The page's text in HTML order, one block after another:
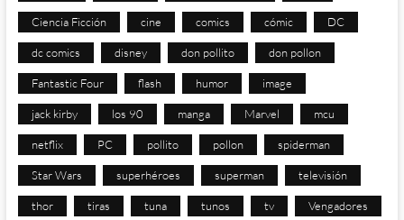
Ciencia Ficción cine comics cómic DC
dc comics disney don pollito don pollon
Fantastic Four flash humor image
jack kirby los 90 manga Marvel mcu
netflix PC pollito pollon spiderman
Star Wars superhéroes superman televisión
thor tiras tuna tunos tv Vengadores